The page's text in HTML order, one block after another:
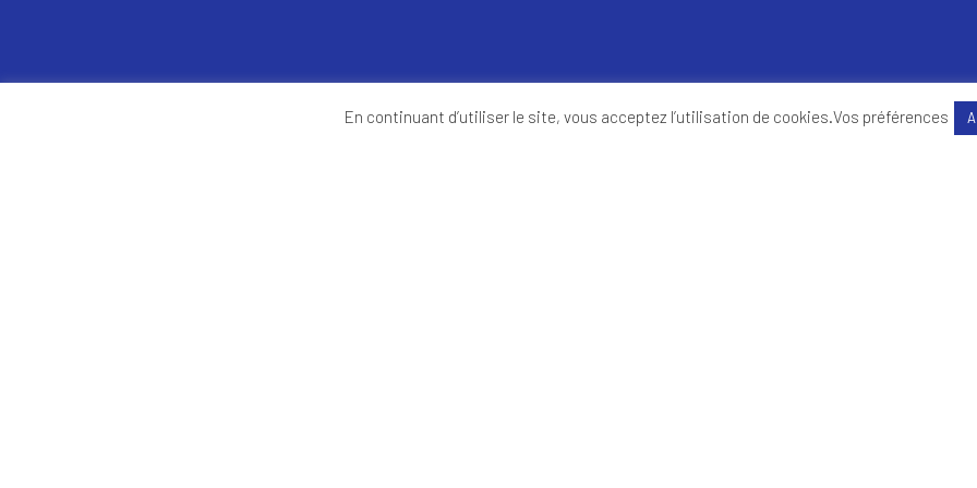
DÉCOUVREZ-NOUS EN SAVOIR PLUS SUIVEZ-NOUS
En continuant d’utiliser le site, vous acceptez l’utilisation de cookies.Vos préférences